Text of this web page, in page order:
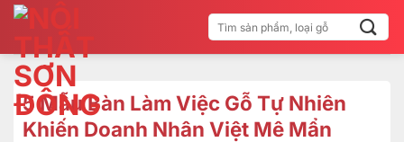
Bỏ
qua
nội
dung
Tìm
kiếm:
5 Mẫu Bàn Làm Việc Gỗ Tự Nhiên
Khiến Doanh Nhân Việt Mê Mẩn